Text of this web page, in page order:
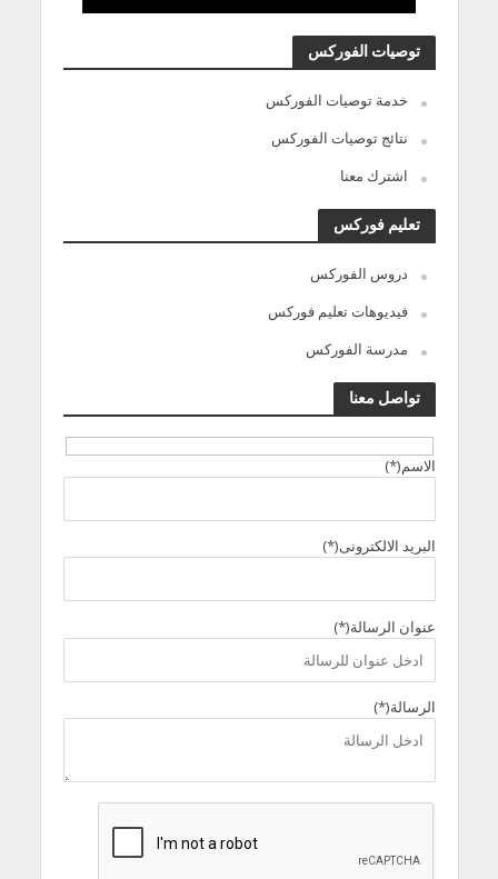
توصيات الفوركس
خدمة توصيات الفوركس
نتائج توصيات الفوركس
اشترك معنا
تعليم فوركس
دروس الفوركس
فيديوهات تعليم فوركس
مدرسة الفوركس
تواصل معنا
الاسم(*)
البريد الالكترونى(*)
عنوان الرسالة(*)
الرسالة(*)